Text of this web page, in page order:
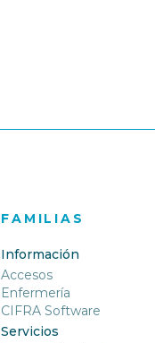
FAMILIAS
Información
Accesos
Enfermería
CIFRA Software
Servicios